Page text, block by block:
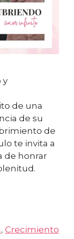
y
de una
de su
de
te invita a
de honrar
, Crecimiento